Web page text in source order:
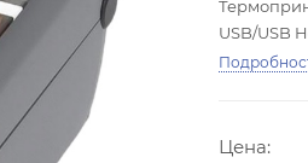
USB/USB
Цена: